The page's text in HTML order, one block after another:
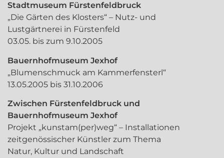
Stadtmuseum Fürstenfeldbruck
„Die Gärten des Klosters“ – Nutz- und
Lustgärtnerei in Fürstenfeld
03.05. bis zum 9.10.2005
Bauernhofmuseum Jexhof
„Blumenschmuck am Kammerfensterl“
13.05.2005 bis 31.10.2006
Zwischen Fürstenfeldbruck und
Bauernhofmuseum Jexhof
Projekt „kunstam(per)weg“ – Installationen
zeitgenössischer Künstler zum Thema
Natur, Kultur und Landschaft